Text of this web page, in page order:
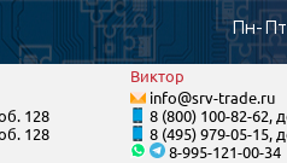
Пн-
128
128
Виктор
info@srv-trade.ru
8 (800) 100-82-62,
8 (495) 979-05-15,
8-995-121-00-34